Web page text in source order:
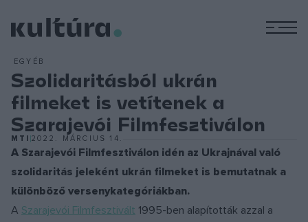
EGYÉB
Szolidaritásból ukrán
filmeket is vetítenek a
Szarajevói Filmfesztiválon
MTI 2022. MÁRCIUS 14.
A Szarajevói Filmfesztiválon idén az Ukrajnával való
szolidaritás jeleként ukrán filmeket is bemutatnak a
különböző versenykategóriákban.
A Szarajevói Filmfesztivált 1995-ben alapították azzal a